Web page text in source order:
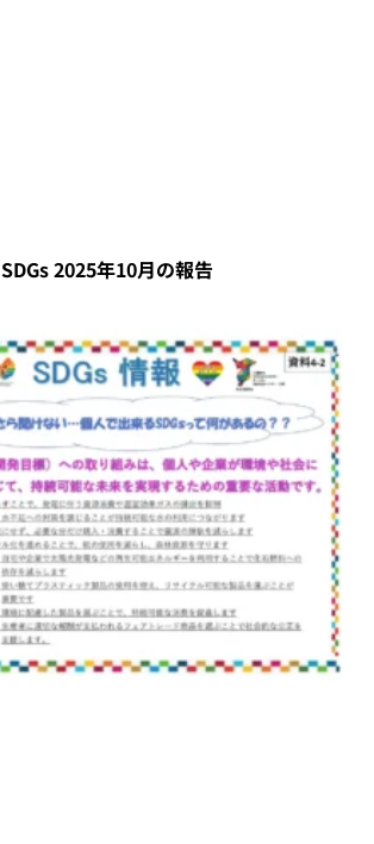
SDGs 2025年10月の報告